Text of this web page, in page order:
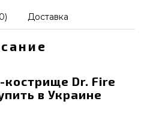
Доставка
Dr. Fire
в Украине